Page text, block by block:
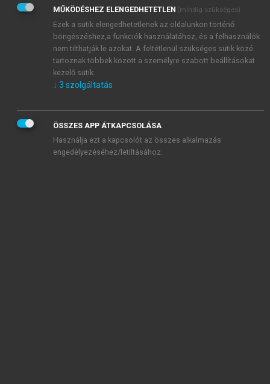
Adatkezelési tájékoztatóbanfoglaltakat tudomásul
veszem és elfogadom.
Általános vásárlási feltételeket, valamint a szotar.netés a
mersz.huoldalak licencszerződéseiben foglaltakat
tudomásul veszem és elfogadom.
KIPRÓBÁLOM
MŰKÖDÉSHEZ ELENGEDHETETLEN (mindig szükséges)
Ezek a sütik elengedhetetlenek az oldalunkon történő
böngészéshez,a funkciók használatához, és a felhasználók
nem tilthatják le azokat. A feltétlenül szükséges sütik közé
tartoznak többek között a személyre szabott beállításokat
kezelő sütik.
↓ 3 szolgáltatás
ÖSSZES APP ÁTKAPCSOLÁSA
Használja ezt a kapcsolót az összes alkalmazás
engedélyezéséhez/letiltásához.